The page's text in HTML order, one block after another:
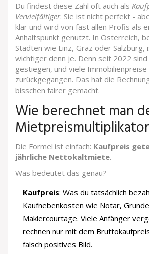
Du findest diese Zahl oft auch als
Vervielfältiger. Sie ist nicht perfekt -
klar und wird von fast allen Profis als
Anhaltspunkt genutzt. In Österreich,
Städten wie Linz, Graz oder Salzburg,
wichtiger denn je. Denn seit 2022 sind
gestiegen, und viele Immobilienpreise
zurückgegangen. Das hat die
bisschen fairer gemacht.
Wie berechnet man
Die Formel ist einfach: Kaufpreis
jährliche Nettokaltmiete.
Was bedeutet das genau?
Kaufpreis: Was du tatsächlich
Kaufnebenkosten wie Notar,
Maklercourtage. Viele Anfänger
rechnen nur mit dem
falsch positives Bild.